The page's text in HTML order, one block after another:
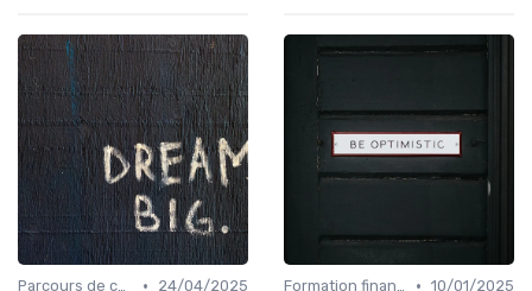
Parcours de carrière en finance •
24/04/2025
Formation finance & upskilling • 10/01/2025